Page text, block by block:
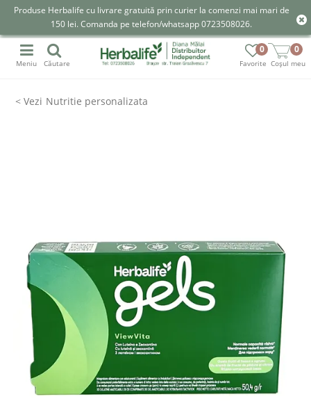
Produse Herbalife cu livrare gratuită prin curier la comenzi mai mari de
150 lei. Comanda pe telefon/whatsapp 0723508026.
Favorite
0
Coșul meu
0
Meniu Căutare
Nutritie personalizata